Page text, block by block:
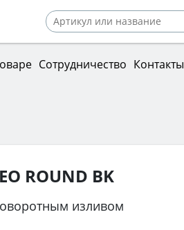
Сотрудничество Контакты
ROUND BK
изливом